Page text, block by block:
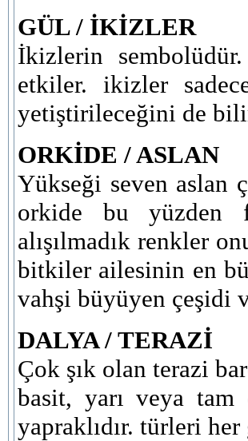
GÜL / İKİZLER
İkizlerin
etkiler. ikizler
yetiştirileceğini de
ORKİDE / ASLAN
Yükseği seven aslan
orkide bu yüzden
alışılmadık renkler
bitkiler ailesinin en
vahşi büyüyen çeşidi
DALYA / TERAZİ
Çok şık olan terazi
basit, yarı veya
yapraklıdır. türleri her